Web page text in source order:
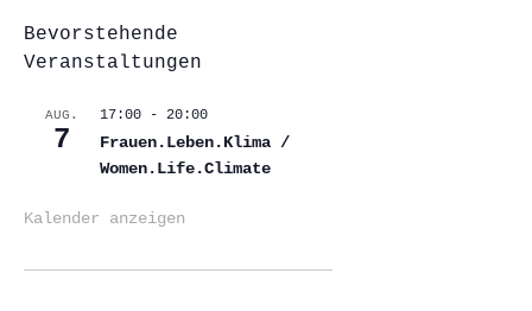
Bevorstehende
Veranstaltungen
AUG.
7
17:00 - 20:00
Frauen.Leben.Klima /
Women.Life.Climate
Kalender anzeigen